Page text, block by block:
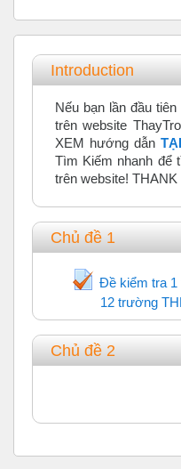
Tổng quan các
Introduction
Nếu bạn lần đầu
trên website
XEM hướng dẫn
Tìm Kiếm nhanh để
trên website! THANK
Chủ đề 1
Đề kiểm tra 1
12 trường
Chủ đề 2